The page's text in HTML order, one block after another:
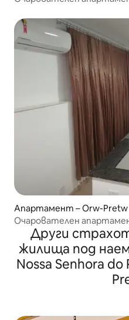
Апартамент – Orw-Pretw
Очарователен
Други
жилища под
Nossa Senhora do